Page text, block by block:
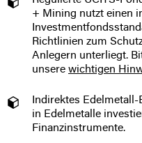
+ Mining nutzt einen
Richtlinien zum
Anlegern unterliegt.
unsere wichtigen
Indirektes
in Edelmetalle
Finanzinstrumente.